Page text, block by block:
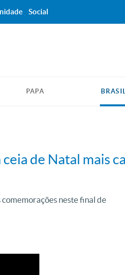
PAPA
de Natal mais
neste final de
Social